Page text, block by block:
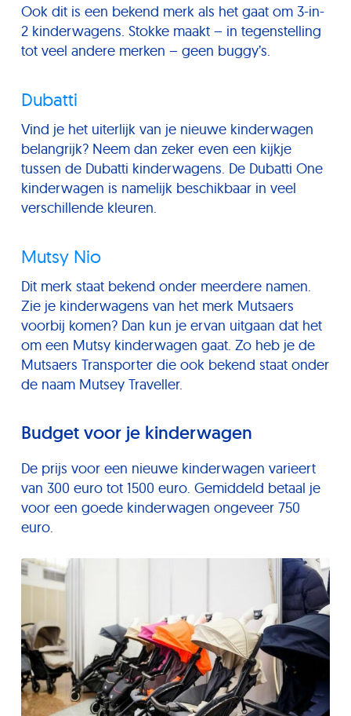
Ook dit is een bekend merk als het gaat om 3-in-
2 kinderwagens. Stokke maakt – in tegenstelling
tot veel andere merken – geen buggy’s.
Dubatti
Vind je het uiterlijk van je nieuwe kinderwagen
belangrijk? Neem dan zeker even een kijkje
tussen de Dubatti kinderwagens. De Dubatti One
kinderwagen is namelijk beschikbaar in veel
verschillende kleuren.
Mutsy Nio
Dit merk staat bekend onder meerdere namen.
Zie je kinderwagens van het merk Mutsaers
voorbij komen? Dan kun je ervan uitgaan dat het
om een Mutsy kinderwagen gaat. Zo heb je de
Mutsaers Transporter die ook bekend staat onder
de naam Mutsey Traveller.
Budget voor je kinderwagen
De prijs voor een nieuwe kinderwagen varieert
van 300 euro tot 1500 euro. Gemiddeld betaal je
voor een goede kinderwagen ongeveer 750
euro.